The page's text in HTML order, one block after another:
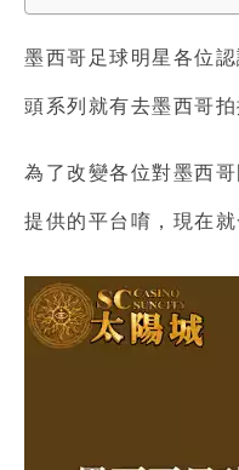
墨西哥足球明星各位
頭系列就有去墨西哥
為了改變各位對墨西
提供的平台唷，現在